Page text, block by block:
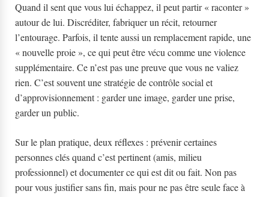
Quand il sent que vous lui échappez, il peut partir « raconter »
autour de lui. Discréditer, fabriquer un récit, retourner
l’entourage. Parfois, il tente aussi un remplacement rapide, une
« nouvelle proie », ce qui peut être vécu comme une violence
supplémentaire. Ce n’est pas une preuve que vous ne valiez
rien. C’est souvent une stratégie de contrôle social et
d’approvisionnement : garder une image, garder une prise,
garder un public.
Sur le plan pratique, deux réflexes : prévenir certaines
personnes clés quand c’est pertinent (amis, milieu
professionnel) et documenter ce qui est dit ou fait. Non pas
pour vous justifier sans fin, mais pour ne pas être seule face à